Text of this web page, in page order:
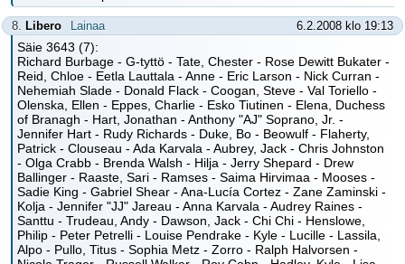
8. Libero Lainaa 6.2.2008 klo 19:13
Säie 3643 (7):
Richard Burbage - G-tyttö - Tate, Chester - Rose Dewitt Bukater -
Reid, Chloe - Eetla Lauttala - Anne - Eric Larson - Nick Curran -
Nehemiah Slade - Donald Flack - Coogan, Steve - Val Toriello -
Olenska, Ellen - Eppes, Charlie - Esko Tiutinen - Elena, Duchess
of Branagh - Hart, Jonathan - Anthony "AJ" Soprano, Jr. -
Jennifer Hart - Rudy Richards - Duke, Bo - Beowulf - Flaherty,
Patrick - Clouseau - Ada Karvala - Aubrey, Jack - Chris Johnston
- Olga Crabb - Brenda Walsh - Hilja - Jerry Shepard - Drew
Ballinger - Raaste, Sari - Ramses - Saima Hirvimaa - Mooses -
Sadie King - Gabriel Shear - Ana-Lucía Cortez - Zane Zaminski -
Kolja - Jennifer "JJ" Jareau - Anna Karvala - Audrey Raines -
Santtu - Trudeau, Andy - Dawson, Jack - Chi Chi - Henslowe,
Philip - Peter Petrelli - Louise Pendrake - Kyle - Lucille - Lassila,
Alpo - Pullo, Titus - Sophia Metz - Zorro - Ralph Halvorsen -